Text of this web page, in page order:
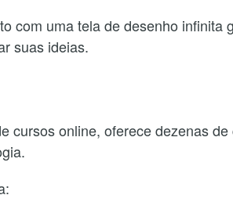
com uma tela de desenho infinita
suas ideias.
cursos online, oferece dezenas